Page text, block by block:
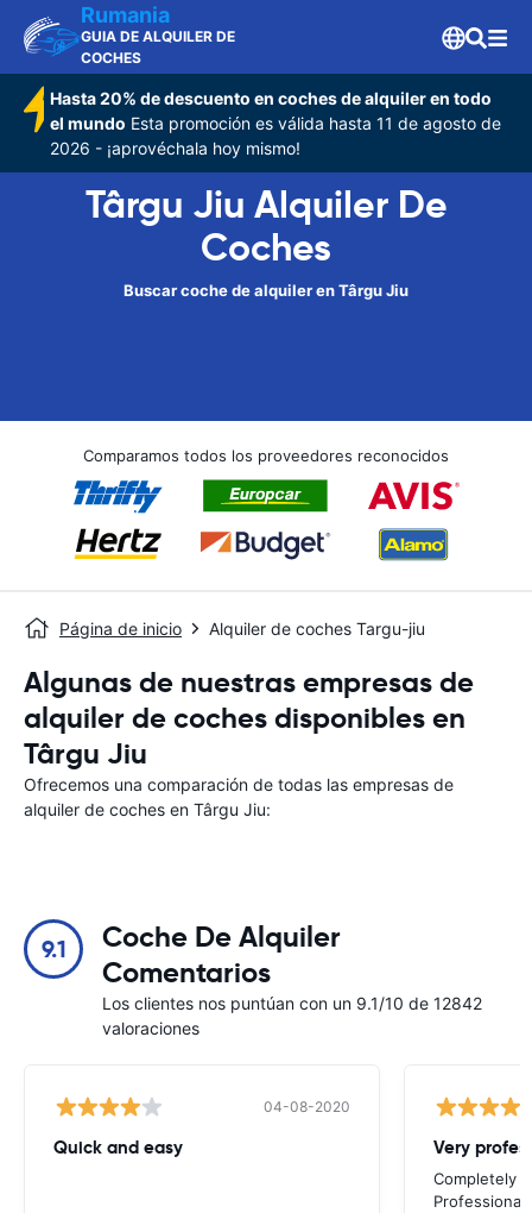
Rumania
GUIA DE ALQUILER DE
COCHES
Hasta 20% de descuento en coches de alquiler en todo
el mundo Esta promoción es válida hasta 11 de agosto de
2026 - ¡aprovéchala hoy mismo!
Târgu Jiu Alquiler De
Coches
Buscar coche de alquiler en Târgu Jiu
Comparamos todos los proveedores reconocidos
Página de inicio Alquiler de coches Targu-jiu
Algunas de nuestras empresas de
alquiler de coches disponibles en
Târgu Jiu
Ofrecemos una comparación de todas las empresas de
alquiler de coches en Târgu Jiu:
9.1
Coche De Alquiler
Comentarios
Los clientes nos puntúan con un 9.1/10 de 12842
valoraciones
04-08-2020
Quick and easy
Completely